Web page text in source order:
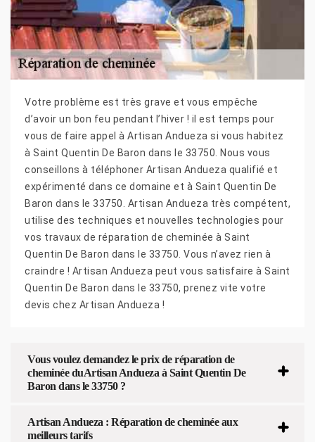
Votre problème est très grave et vous empêche
d’avoir un bon feu pendant l’hiver ! il est temps pour
vous de faire appel à Artisan Andueza si vous habitez
à Saint Quentin De Baron dans le 33750. Nous vous
conseillons à téléphoner Artisan Andueza qualifié et
expérimenté dans ce domaine et à Saint Quentin De
Baron dans le 33750. Artisan Andueza très compétent,
utilise des techniques et nouvelles technologies pour
vos travaux de réparation de cheminée à Saint
Quentin De Baron dans le 33750. Vous n’avez rien à
craindre ! Artisan Andueza peut vous satisfaire à Saint
Quentin De Baron dans le 33750, prenez vite votre
devis chez Artisan Andueza !
Vous voulez demandez le prix de réparation de
cheminée duArtisan Andueza à Saint Quentin De
Baron dans le 33750 ?
Artisan Andueza : Réparation de cheminée aux
meilleurs tarifs